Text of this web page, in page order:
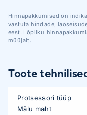
Hinnapakkumised on
vastuta hindade,
eest. Lõpliku
müüjalt.
Toote
Protsessori tüüp
Mälu maht